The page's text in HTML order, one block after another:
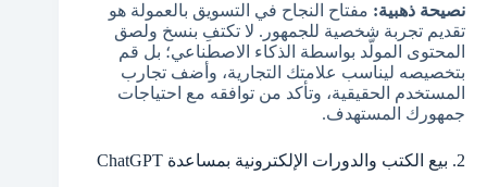
نصيحة ذهبية: مفتاح النجاح في التسويق بالعمولة هو
تقديم تجربة شخصية للجمهور. لا تكتفِ بنسخ ولصق
المحتوى المولّد بواسطة الذكاء الاصطناعي؛ بل قم
بتخصيصه ليناسب علامتك التجارية، وأضف تجارب
المستخدم الحقيقية، وتأكد من توافقه مع احتياجات
جمهورك المستهدف.
2. بيع الكتب والدورات الإلكترونية بمساعدة ChatGPT